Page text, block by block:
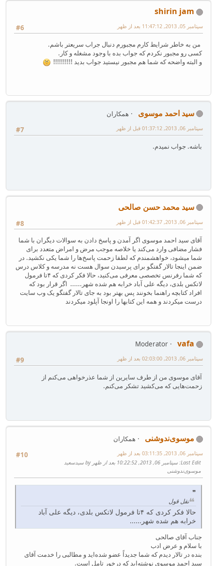
shirin jam
#6 سپتامبر 05, 2013, 11:47:12 بعد از ظهر
من به خاطر شرایط کارم مجبورم دنبال جراب سریعتر باشم.
کسی رو مجبور نکردم که جواب بده با وجود مشغله و کار.
و البته واضحه که شما هم مجبور نیستید جواب بدید !!!!!!!!!!
سید احمد موسوی
همکاران
#7
سپتامبر 06, 2013, 01:37:12 قبل از ظهر
باشه. جواب نمیدم.
سید محمد حسن صالحی
#8 سپتامبر 06, 2013, 01:42:37 قبل از ظهر
آقای سید احمد موسوی اگر آمدن و پاسخ دادن به سوالات دیگران با شما
فشار مضافی وارد می‌کند یا خلاصه موجب مرض و امراض متعدد برای
شما میشود، خواهشمندم که لطفا زحمت پاسخ‌ها را شما یکی‌ نکشید. در
ضمن اینجا تالار گفتگو برای پرسیدن سوال هست نه مدرسه و کلاس درس
که شما رفرنس تخصصی معرفی می‌کنید، حالا فکر کردی که ۴تا فرمول
لاتکس بلدی، دیگه علی‌ آباد خرابه هم شده شهر...... اگر قرار بود که
افراد کتابچه راهنما بخونند پس بهتر بود به جای تالار گفتگو یک وب سایت
درست میکردند و همه این کتابها را اونجا آپلود میکردند
vafa
Moderator
#9
سپتامبر 06, 2013, 02:03:00 بعد از ظهر
آقای موسوی من از طرف سایرین از شما عذرخواهی می‌کنم از
زحمت‌هایی که می‌کشید تشکر می‌کنم.
موسوی‌ندوشنی
همکاران
#10
سپتامبر 06, 2013, 03:11:35 بعد از ظهر
Last Edit
: سپتامبر 06, 2013, 10:22:52 بعد از ظهر by سیدسعید
موسوی‌ندوشنی
نقل قول
حالا فکر کردی که ۴تا فرمول لاتکس بلدی، دیگه علی‌ آباد
خرابه هم شده شهر......
جناب آقای صالحی
با سلام و عرض ادب
بنده در تالار دیدم که شما جدیداً عضو شده‌اید و مطالبی را خدمت آقای
سید احمد موسوی نوشته‌اید که درخور تامل است.